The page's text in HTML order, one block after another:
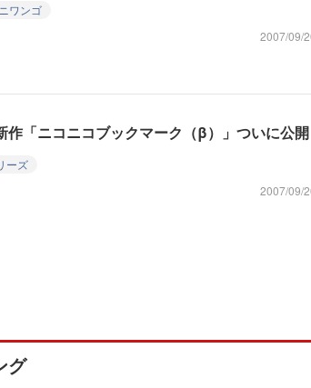
ニワンゴ
2007/09/
作「ニコニコブックマーク（β）」ついに公開
ーズ
2007/09/
グ